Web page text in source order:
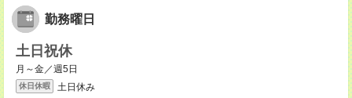
勤務曜日
土日祝休
月～金／週5日
休日休暇 土日休み